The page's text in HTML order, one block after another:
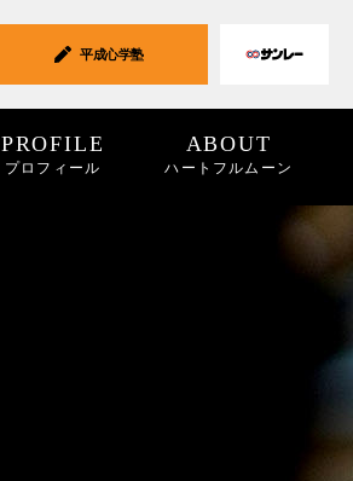
PROFILE
プロフィール
ABOUT
ハートフルムーン
平成心学塾